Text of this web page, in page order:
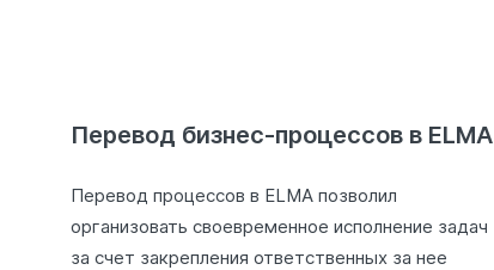
Перевод бизнес-процессов в ELMA
Перевод процессов в ELMA позволил
организовать своевременное исполнение задач
за счет закрепления ответственных за нее